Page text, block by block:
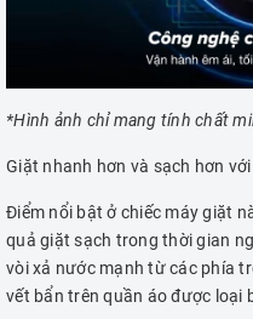
*Hình ảnh chỉ mang tính chất
Giặt nhanh hơn và sạch hơn với
Điểm nổi bật ở chiếc máy giặt
quả giặt sạch trong thời gian
vòi xả nước mạnh từ các phía
vết bẩn trên quần áo được loại